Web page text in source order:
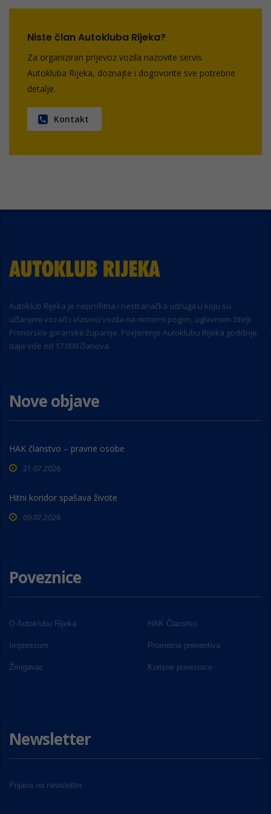
Niste član Autokluba Rijeka?
Za organiziran prijevoz vozila nazovite servis
Autokluba Rijeka, doznajte i dogovorite sve potrebne
detalje.
Kontakt
Autoklub Rijeka je neprofitna i nestranačka udruga u koju su
učlanjeni vozači i vlasnici vozila na motorni pogon, uglavnom žitelji
Primorsko-goranske županije. Povjerenje Autoklubu Rijeka godišnje
daje više od 17.000 članova.
Nove objave
HAK članstvo – pravne osobe
21.07.2026
Hitni koridor spašava živote
09.07.2026
Poveznice
O Autoklubu Rijeka HAK Članstvo
Impressum Prometna preventiva
Žmigavac Korisne poveznice
Newsletter
Prijava na newsletter